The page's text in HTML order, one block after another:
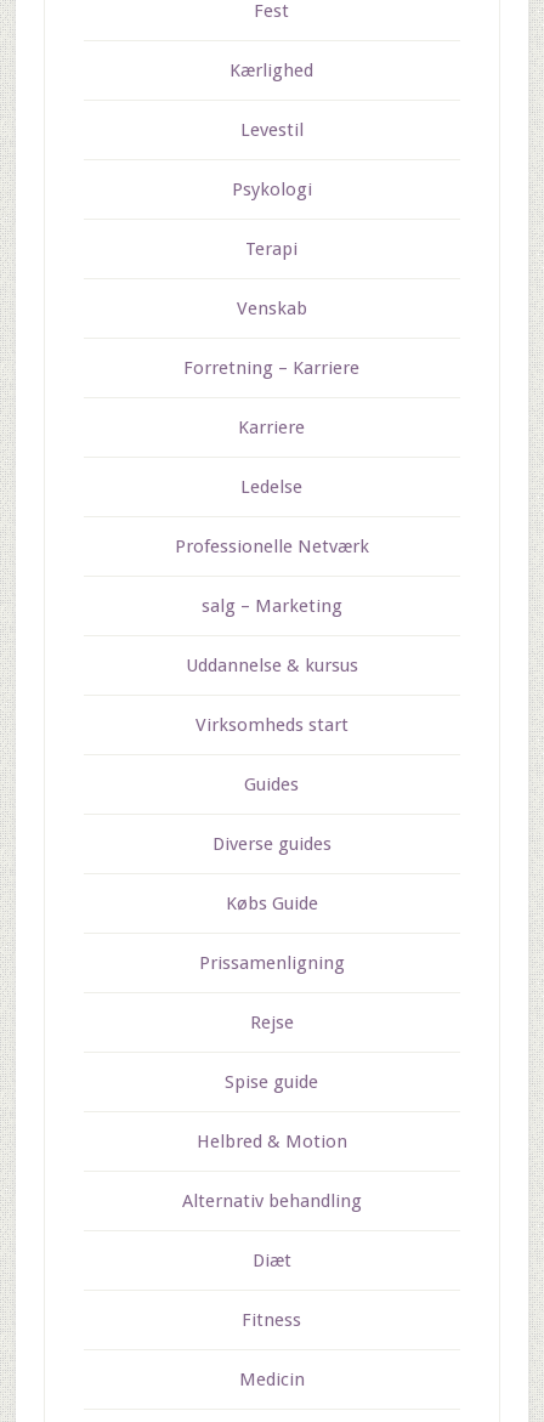
Fest
Kærlighed
Levestil
Psykologi
Terapi
Venskab
Forretning – Karriere
Karriere
Ledelse
Professionelle Netværk
salg – Marketing
Uddannelse & kursus
Virksomheds start
Guides
Diverse guides
Købs Guide
Prissamenligning
Rejse
Spise guide
Helbred & Motion
Alternativ behandling
Diæt
Fitness
Medicin